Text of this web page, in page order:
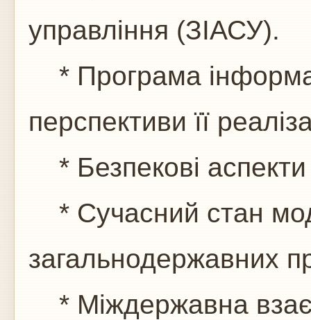
управління (ЗІАСУ).
* Програма
перспективи її
* Безпекові
* Сучасний стан
загальнодержавних
* Міждержавна